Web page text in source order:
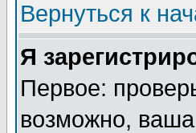
Вернуться к
Я
Первое:
возможно, ваша